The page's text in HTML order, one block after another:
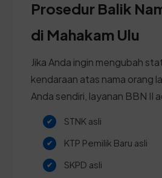
Prosedur Balik
di Mahakam Ulu
Jika Anda ingin mengubah
kendaraan atas nama orang
Anda sendiri, layanan BBN II
STNK asli
KTP Pemilik Baru asli
SKPD asli